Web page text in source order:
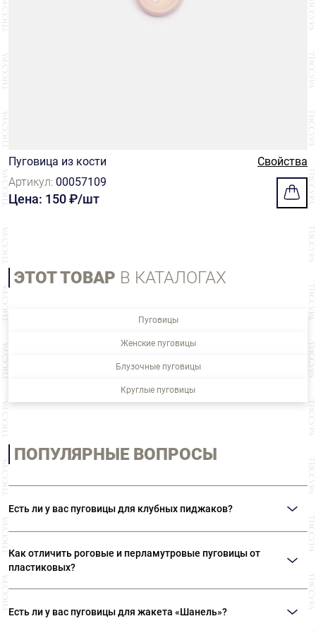
Пуговица из кости
Свойства
Артикул: 00057109
Цена: 150 ₽/шт
ЭТОТ ТОВАР В КАТАЛОГАХ
Пуговицы
Женские пуговицы
Блузочные пуговицы
Круглые пуговицы
ПОПУЛЯРНЫЕ ВОПРОСЫ
Есть ли у вас пуговицы для клубных пиджаков?
изображением гербов и различной символикой. Также вы можете
приобрести пуговицы с эмалью.
Как отличить роговые и перламутровые пуговицы от
пластиковых?
рисунок. Пластиковые пуговицы «под рог» всегда идеально идентичны.
Натуральный перламутр, если его подержать в руке, останется холодным.
Есть ли у вас пуговицы для жакета «Шанель»?